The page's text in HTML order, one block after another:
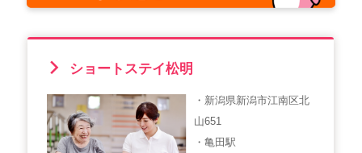
WEB勤怠
支店連絡先一覧
ショートステイ松明
・新潟県新潟市江南区北
山651
・亀田駅